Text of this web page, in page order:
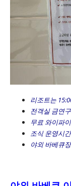
리조트는
전객실 금연
무료 와이파
조식 운영시
야외 바베큐